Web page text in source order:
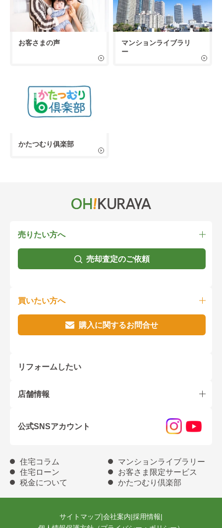
お客さまの声
マンションライブラリ
ー
かたつむり俱楽部
売りたい方へ
売却査定のご依頼
買いたい方へ
購入に関するお問合せ
リフォームしたい
店舗情報
公式SNSアカウント
住宅コラム
マンションライブラリー
住宅ローン
お客さま限定サービス
税金について
かたつむり倶楽部
サイトマップ|会社案内|採用情報|